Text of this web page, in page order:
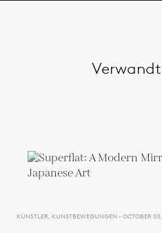
KÜNSTLER, KUNSTBEWEGUNGEN - OCTOBER